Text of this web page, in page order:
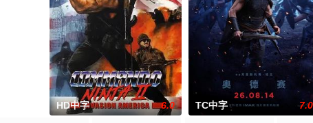
HD中字 6.0 TC中字 7.0